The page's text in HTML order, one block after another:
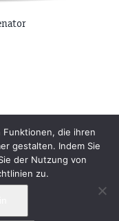
Newsletter
Funktionen, die ihren
gestalten. Indem Sie
der Nutzung von
zu.